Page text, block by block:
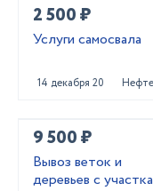
2 500 ₽
Услуги самосвала
14 декабря 2023
9 500 ₽
Вывоз веток и
деревьев с участка